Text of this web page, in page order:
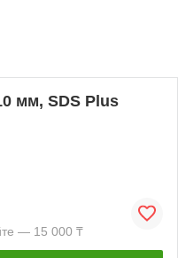
мм, SDS Plus
— 15 000 ₸